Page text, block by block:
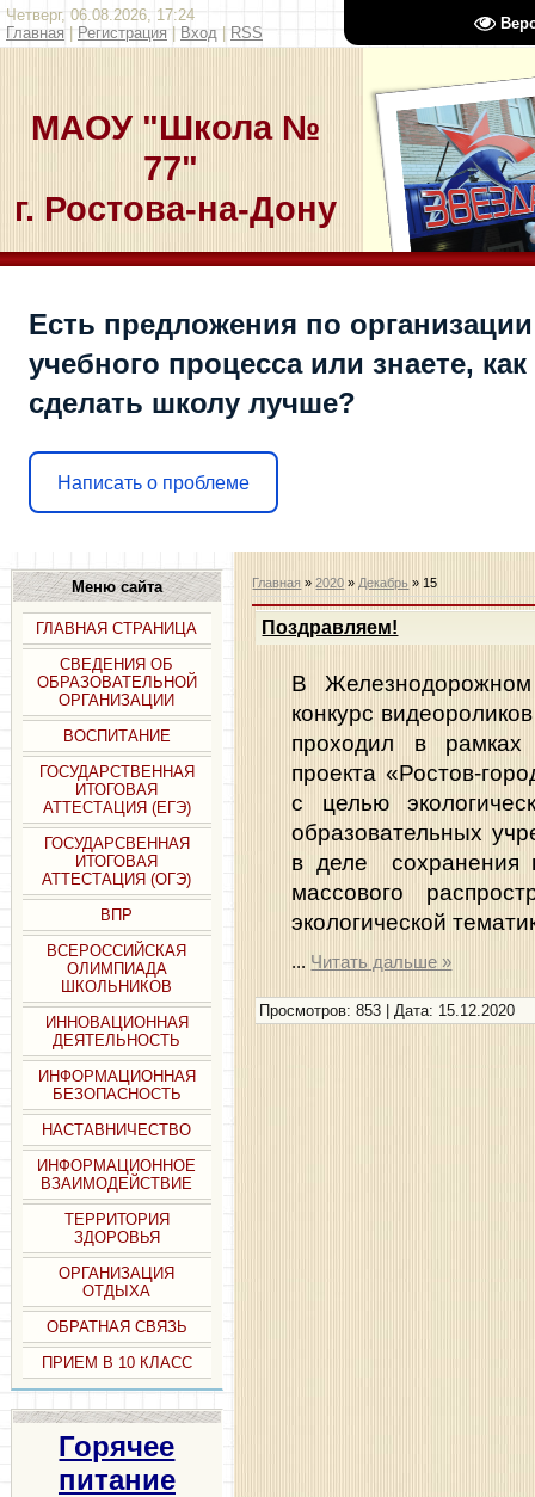
Четверг, 06.08.2026, 17:24
Главная
Регистрация Вход RSS
МАОУ "Школа №
77"
г. Ростова-на-Дону
Есть предложения по организации
учебного процесса или знаете, как
сделать школу лучше?
Написать о проблеме
Меню сайта
ГЛАВНАЯ СТРАНИЦА
СВЕДЕНИЯ ОБ
ОБРАЗОВАТЕЛЬНОЙ
ОРГАНИЗАЦИИ
ВОСПИТАНИЕ
ГОСУДАРСТВЕННАЯ
ИТОГОВАЯ
АТТЕСТАЦИЯ (ЕГЭ)
ГОСУДАРСВЕННАЯ
ИТОГОВАЯ
АТТЕСТАЦИЯ (ОГЭ)
ВПР
ВСЕРОССИЙСКАЯ
ОЛИМПИАДА
ШКОЛЬНИКОВ
ИННОВАЦИОННАЯ
ДЕЯТЕЛЬНОСТЬ
ИНФОРМАЦИОННАЯ
БЕЗОПАСНОСТЬ
НАСТАВНИЧЕСТВО
ИНФОРМАЦИОННОЕ
ВЗАИМОДЕЙСТВИЕ
ТЕРРИТОРИЯ
ЗДОРОВЬЯ
ОРГАНИЗАЦИЯ
ОТДЫХА
ОБРАТНАЯ СВЯЗЬ
ПРИЕМ В 10 КЛАСС
Горячее
питание
Главная »2020 » Декабрь » 15
Поздравляем!
В
конкурс
проходил в рамках
проекта «Ростов-
с целью
образовательных
в деле сохранения
массового
экологической
... Читать дальше »
Просмотров: 853 | Дата: 15.12.2020